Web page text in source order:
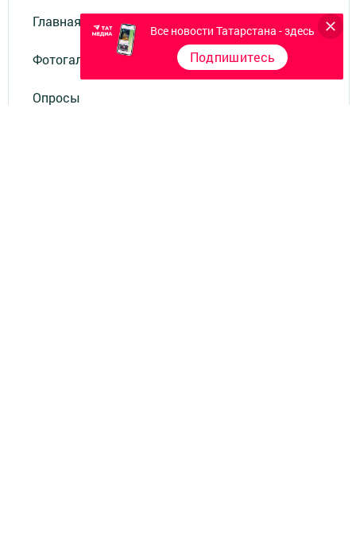
Главная
Фотогалереи
Опросы
Все новости Татарстана - здесь
Подпишитесь